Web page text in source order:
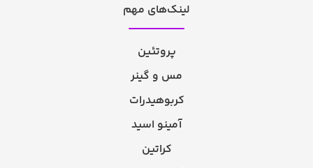
لینک‌های مهم
پروتئین
مس و گینر
کربوهیدرات
آمینو اسید
کراتین